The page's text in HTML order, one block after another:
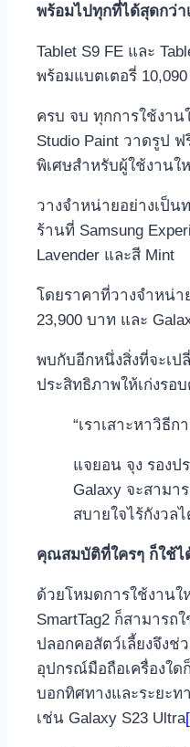
พร้อมไปทุกที่ได้สุดกว่า
Tablet S9 FE และ
พร้อมแบตเตอรี่
ครบ จบ ทุกการใช้งาน
Studio Paint วาดรูป
พิเศษสำหรับผู้ใช้งานใ
วางจำหน่ายอย่างเป็น
ร้านที่ Samsung
Lavender และสี Mint
โดยราคาที่วางจำหน่า
23,900 บาท และ
พบกับอีกหนึ่งสิ่งที่จะเ
ประสิทธิภาพให้เก่งรอ
“เราเสาะหาวิธี
แจยอน จุง รองป
Galaxy จะสามา
สบายใจไร้กังว
คุณสมบัติที่ใครๆ ก็ใช้ไ
ด้วยโหมดการใช้งานใ
SmartTag2 ก็สามาร
ปลอกคอสัตว์เลี้ยงจึง
อุปกรณ์มือถือเครื่องใด
บอกทิศทางและระยะท
เช่น Galaxy S23 Ultra